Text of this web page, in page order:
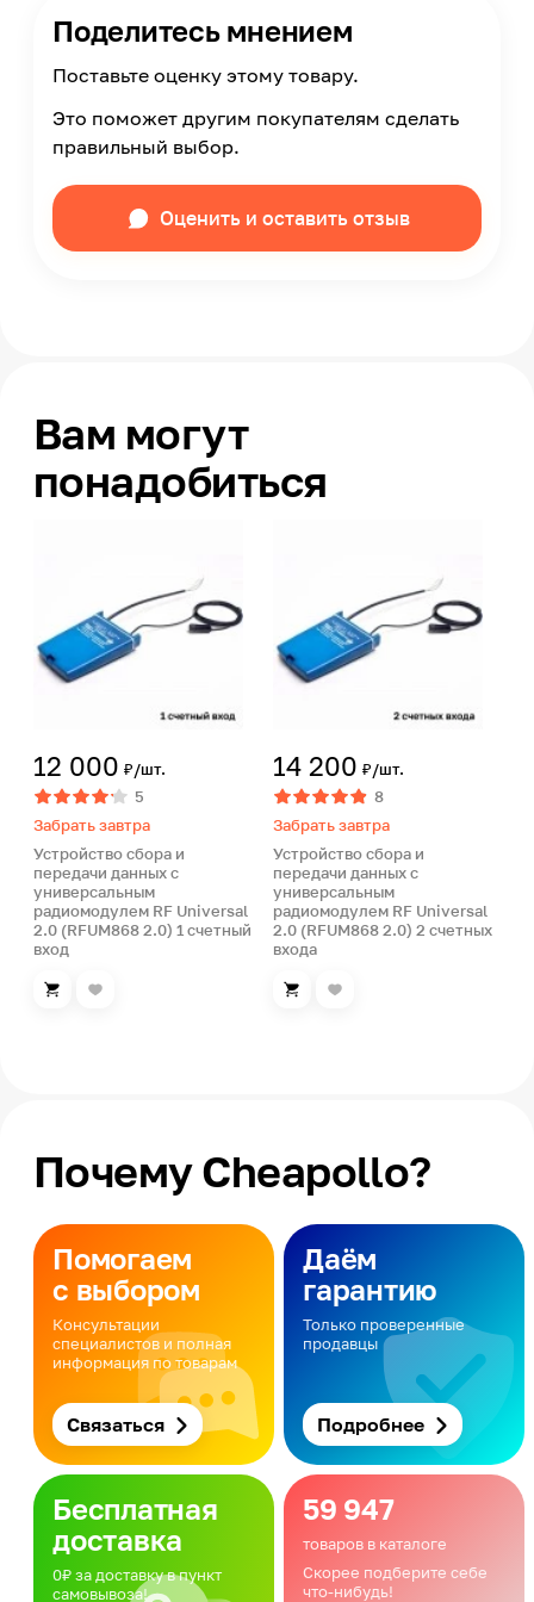
Поделитесь мнением
Поставьте оценку этому товару.
Это поможет другим покупателям сделать
правильный выбор.
Оценить и оставить отзыв
Вам могут
понадобиться
12 000 ₽/шт.
5
Забрать завтра
Устройство сбора и
передачи данных с
универсальным
радиомодулем RF Universal
2.0 (RFUM868 2.0) 1 счетный
вход
14 200 ₽/шт.
8
Забрать завтра
Устройство сбора и
передачи данных с
универсальным
радиомодулем RF Universal
2.0 (RFUM868 2.0) 2 счетных
входа
Почему Cheapollo?
Помогаем
с выбором
Консультации
специалистов и полная
информация по товарам
Связаться
Даём
гарантию
Только проверенные
продавцы
Подробнее
Бесплатная
доставка
0₽ за доставку в пункт
самовывоза!
59 947
товаров в каталоге
Скорее подберите себе
что-нибудь!